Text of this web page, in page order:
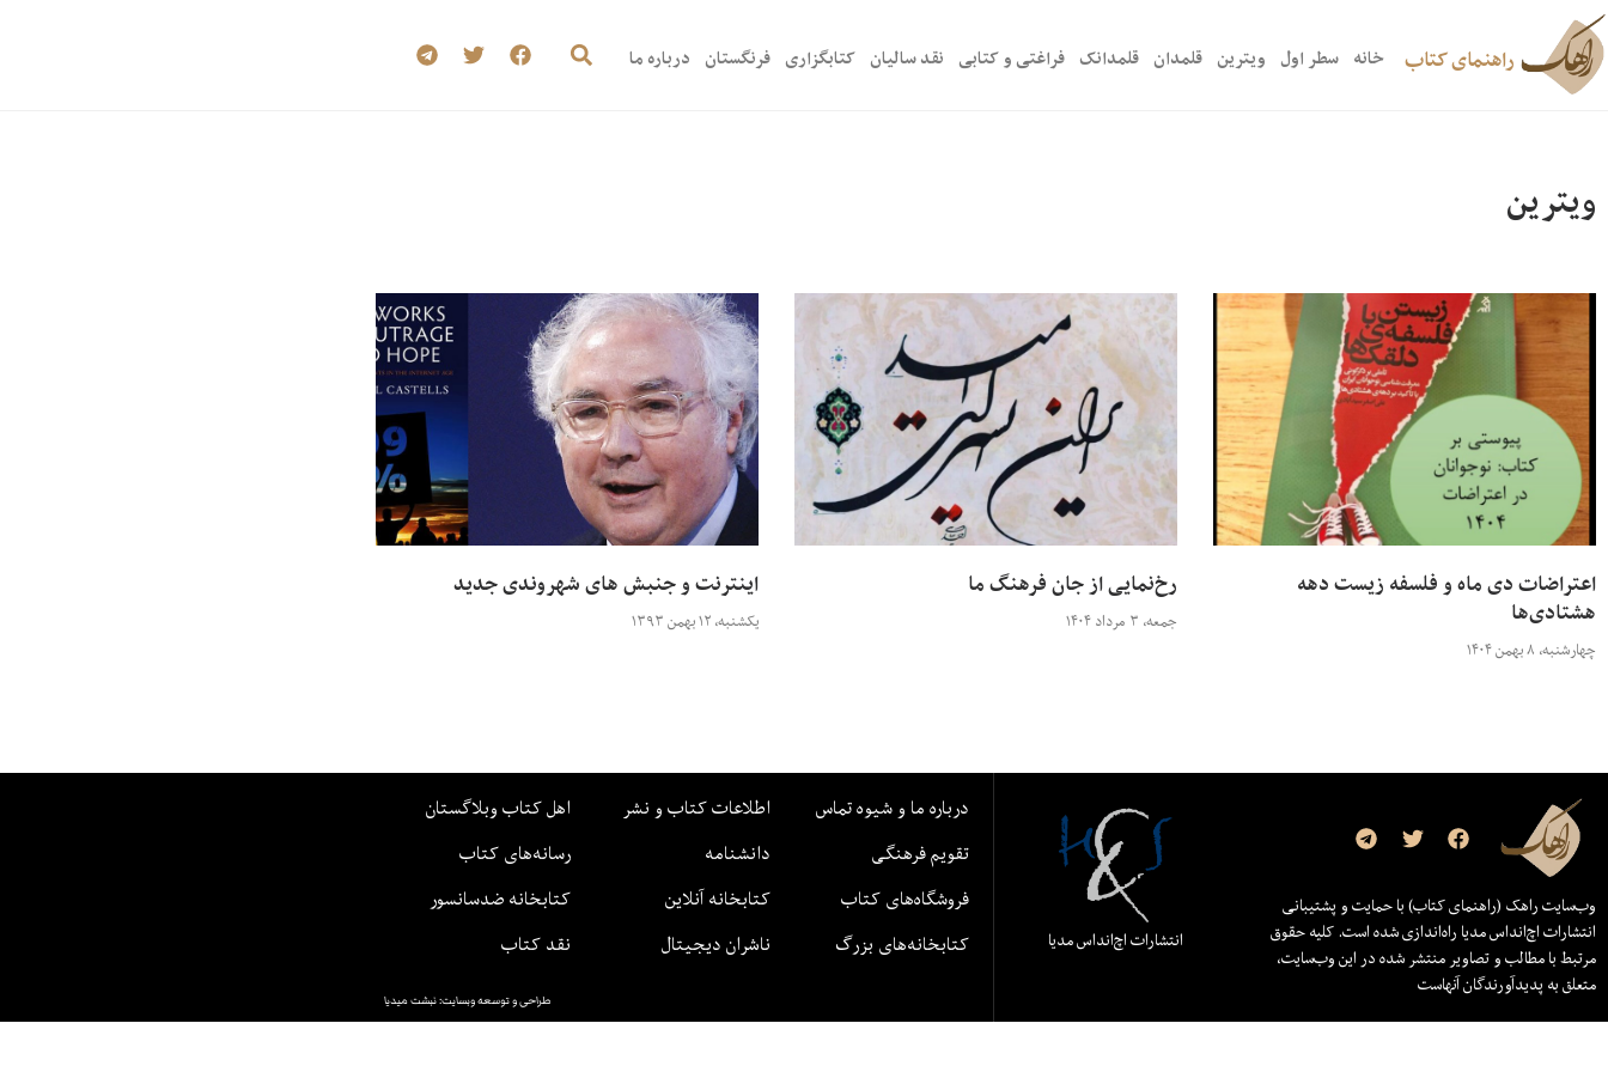
راهنمای کتاب خانه سطر اول ویترین قلمدان قلمدانک فراغتی و کتابی نقد سالیان کتابگزاری فرنگستان درباره ما
ویترین
اعتراضات دی ماه و فلسفه زیست دهه
هشتادی‌ها
چهارشنبه، ۸ بهمن ۱۴۰۴
رخ‌نمایی از جان فرهنگ ما
جمعه، ۳ مرداد ۱۴۰۴
اینترنت و جنبش های شهروندی جدید
یکشنبه، ۱۲ بهمن ۱۳۹۳
وب‌سایت راهک (راهنمای کتاب) با حمایت و پشتیبانی
انتشارات اچ‌اند‌اس مدیا راه‌اندازی شده است. کلیه حقوق
مرتبط با مطالب و تصاویر منتشر شده در این وب‌سایت،
متعلق به پدیدآورندگان آنهاست
انتشارات اچ‌اند‌اس مدیا
درباره ما و شیوه تماس
تقویم فرهنگی
فروشگاه‌های کتاب
کتابخانه‌های بزرگ
اطلاعات کتاب و نشر
دانشنامه
کتابخانه آنلاین
ناشران دیجیتال
اهل کتاب وبلاگستان
رسانه‌های کتاب
کتابخانه ضدسانسور
نقد کتاب
طراحی و توسعه وبسایت: نبشت میدیا